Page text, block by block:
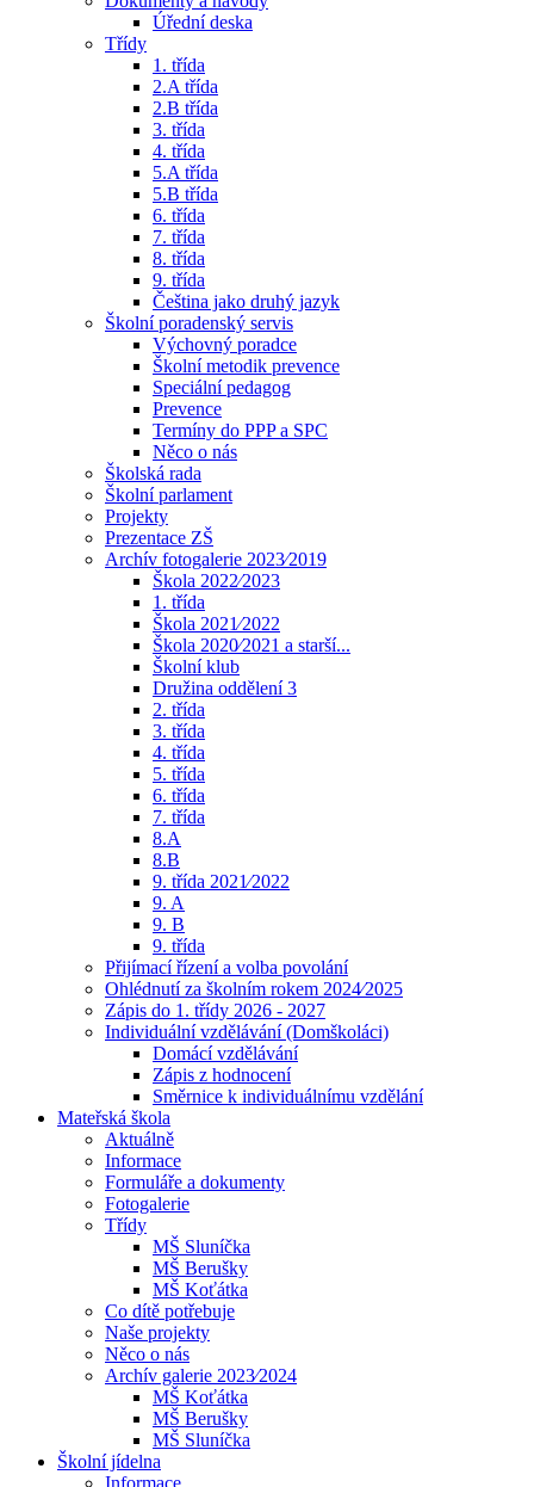
Úřední deska
Třídy
1. třída
2.A třída
2.B třída
3. třída
4. třída
5.A třída
5.B třída
6. třída
7. třída
8. třída
9. třída
Čeština jako druhý jazyk
Školní poradenský servis
Výchovný poradce
Školní metodik prevence
Speciální pedagog
Prevence
Termíny do PPP a SPC
Něco o nás
Školská rada
Školní parlament
Projekty
Prezentace ZŠ
Archív fotogalerie 2023⁄2019
Škola 2022⁄2023
1. třída
Škola 2021⁄2022
Škola 2020⁄2021 a starší...
Školní klub
Družina oddělení 3
2. třída
3. třída
4. třída
5. třída
6. třída
7. třída
8.A
8.B
9. třída 2021⁄2022
9. A
9. B
9. třída
Přijímací řízení a volba povolání
Ohlédnutí za školním rokem 2024⁄2025
Zápis do 1. třídy 2026 - 2027
Individuální vzdělávání (Domškoláci)
Domácí vzdělávání
Zápis z hodnocení
Směrnice k individuálnímu vzdělání
Mateřská škola
Aktuálně
Informace
Formuláře a dokumenty
Fotogalerie
Třídy
MŠ Sluníčka
MŠ Berušky
MŠ Koťátka
Co dítě potřebuje
Naše projekty
Něco o nás
Archív galerie 2023⁄2024
MŠ Koťátka
MŠ Berušky
MŠ Sluníčka
Školní jídelna
Informace